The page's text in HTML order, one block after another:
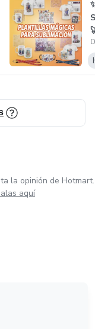
la opinión de Hotmart.
aquí